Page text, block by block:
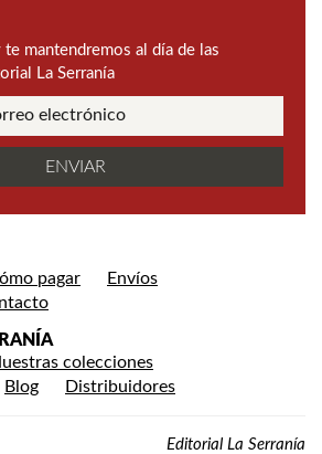
te mantendremos al día de las
La Serranía
pagar
Envíos
colecciones
Blog Distribuidores
Editorial La Serranía